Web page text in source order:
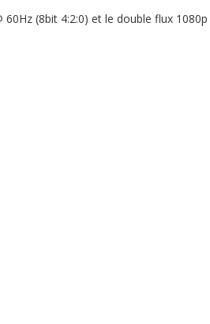
(8bit 4:2:0) et le double flux 1080p